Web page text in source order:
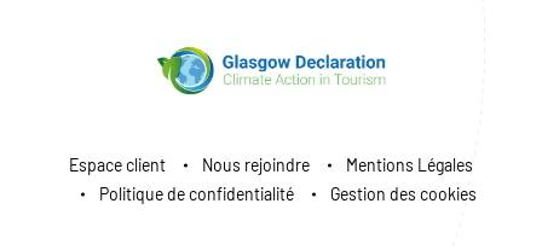
Espace client Nous rejoindre
Mentions Légales
Politique de confidentialité
Gestion des cookies